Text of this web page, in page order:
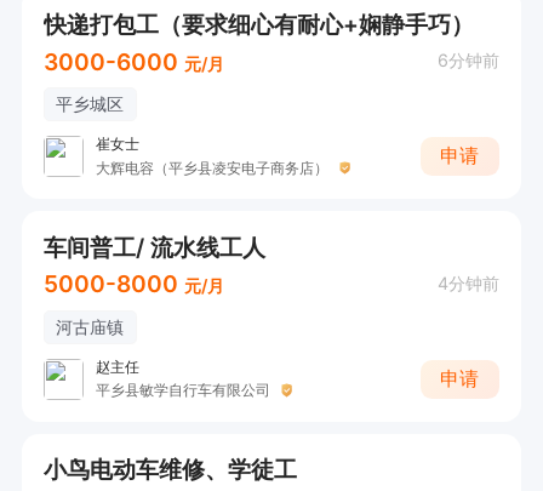
快递打包工（要求细心有耐心+娴静手巧）
3000-6000 元/月 6分钟前
平乡城区
崔女士
大辉电容（平乡县凌安电子商务店）
申请
车间普工/ 流水线工人
5000-8000 元/月 4分钟前
河古庙镇
赵主任
平乡县敏学自行车有限公司
申请
小鸟电动车维修、学徒工